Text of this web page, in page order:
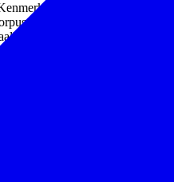
» Soorten keukenkasten
in kleur
» Kastindeling
» Vaatwasserdeur
» Achterwanden
» Bestek- en ladeindelingen